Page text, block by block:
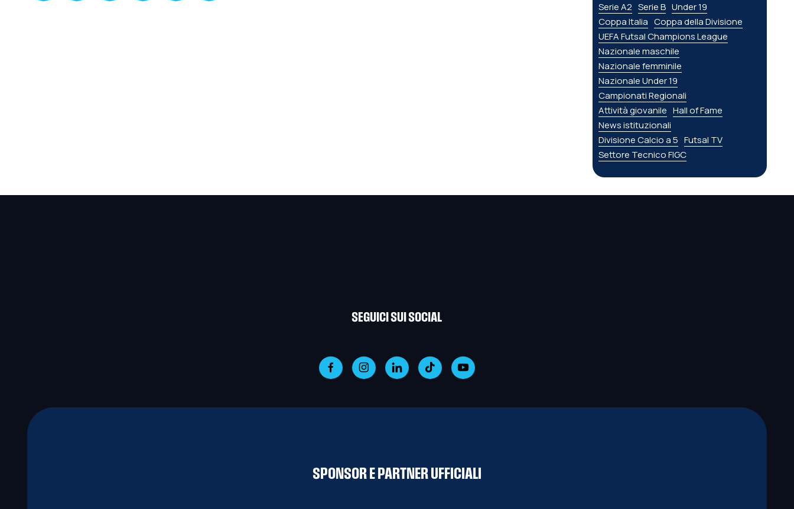
Serie A2 Serie B Under 19
Coppa Italia Coppa della Divisione
UEFA Futsal Champions League
Nazionale maschile
Nazionale femminile
Nazionale Under 19
Campionati Regionali
Attività giovanile Hall of Fame
News istituzionali
Divisione Calcio a 5 Futsal TV
Settore Tecnico FIGC
SEGUICI SUI SOCIAL
SPONSOR E PARTNER UFFICIALI